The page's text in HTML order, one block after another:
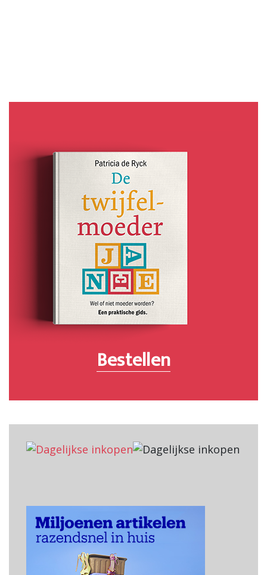
Bestellen